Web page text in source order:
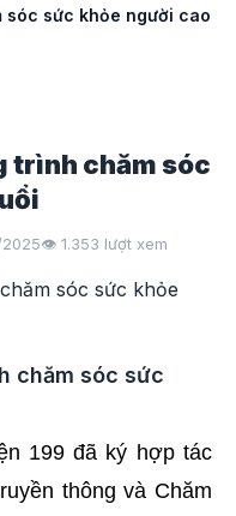
sóc sức khỏe người cao
trình chăm sóc
👁️ 1.353 lượt xem
chăm sóc sức
199 đã ký hợp tác
thông và Chăm